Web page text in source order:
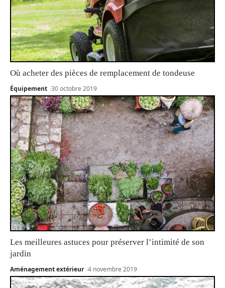
Où acheter des pièces de remplacement de tondeuse
Équipement 30 octobre 2019
Les meilleures astuces pour préserver l’intimité de son
jardin
Aménagement extérieur 4 novembre 2019